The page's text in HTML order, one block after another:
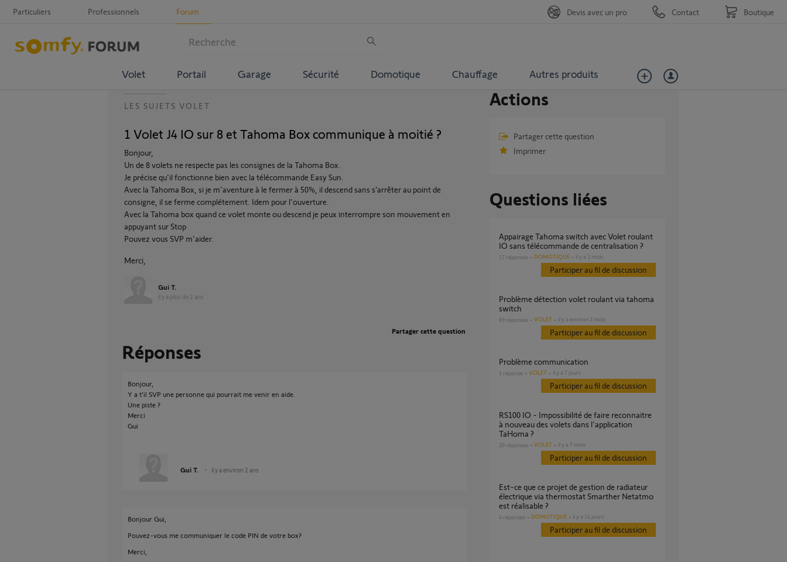
Particuliers Professionnels Forum
Volet Portail Garage Sécurité Domotique Chauffage Autres produits
Devis avec un pro Contact Boutique
LES SUJETS VOLET
1 Volet J4 IO sur 8 et Tahoma Box communique à moitié ?
Bonjour,
Un de 8 volets ne respecte pas les consignes de la Tahoma Box.
Je précise qu'il fonctionne bien avec la télécommande Easy Sun.
Avec la Tahoma Box, si je m'aventure à le fermer à 50%, il descend sans s’arrêter au point de
consigne, il se ferme complétement. Idem pour l'ouverture.
Avec la Tahoma box quand ce volet monte ou descend je peux interrompre son mouvement en
appuyant sur Stop
Pouvez vous SVP m'aider.
Merci,
Gui T.
il y a plus de 2 ans
Partager cette question
Réponses
Bonjour,
Y a t'il SVP une personne qui pourrait me venir en aide.
Une piste ?
Merci
Gui
Gui T. il y a environ 2 ans
Bonjour Gui,
Pouvez-vous me communiquer le code PIN de votre box?
Merci,
Actions
Partager cette question
Imprimer
Questions liées
Appairage Tahoma switch avec Volet roulant
IO sans télécommande de centralisation ?
17 réponses DOMOTIQUE il y a 2 mois
Participer au fil de discussion
Problème détection volet roulant via tahoma
switch
69 réponses VOLET il y a environ 2 mois
Participer au fil de discussion
Problème communication
1 réponse VOLET il y a 7 jours
Participer au fil de discussion
RS100 IO - Impossibilité de faire reconnaitre
à nouveau des volets dans l'application
TaHoma ?
20 réponses VOLET il y a 7 mois
Participer au fil de discussion
Est-ce que ce projet de gestion de radiateur
électrique via thermostat Smarther Netatmo
est réalisable ?
4 réponses DOMOTIQUE il y a 14 jours
Participer au fil de discussion